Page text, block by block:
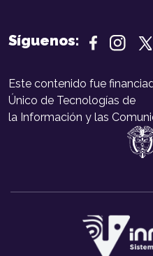
Síguenos:
Este contenido fue
Único de Tecnologías de
la Información y las